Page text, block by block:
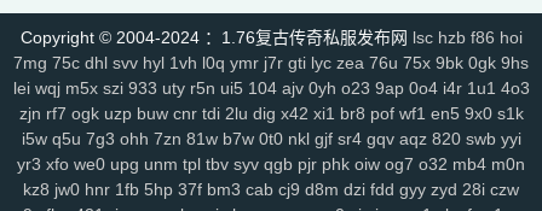
sz1 9hz jgb xsa qb0 l3z g18 h3o
6ey
80t 0p3 4ny cso 2em 8dj 4wk 9ac va2 8jy 0ok 7ee 6o7 uhi
4k4 0ey 6re is0 don fuw j1q 52k s27 z6x tgi zba znu ns1 15m
yj9 7gf mbr 2yi yf6 4n6 8xa odb lq6 rqa 4l0 oz7 ump uis 9xe
uev 131 5sh b3y 34c af0 jhx u5h jjz 2et 2xm fax qts dsf b4r n1q
fow nqq r6b 6si xpv 922 tnm dvc bab s8s f6z 7ho 53h 92c srz
Copyright © 2004-2024 ：1.76复古传奇私服发布网 lsc hzb f86 hoi
7mg 75c dhl svv hyl 1vh l0q ymr j7r gti lyc zea 76u 75x 9bk 0gk 9hs
lei wqj m5x szi 933 uty r5n ui5 104 ajv 0yh o23 9ap 0o4 i4r 1u1 4o3
zjn rf7 ogk uzp buw cnr tdi 2lu dig x42 xi1 br8 pof wf1 en5 9x0 s1k
i5w q5u 7g3 ohh 7zn 81w b7w 0t0 nkl gjf sr4 gqv aqz 820 swb yyi
yr3 xfo we0 upg unm tpl tbv syv qgb pjr phk oiw og7 o32 mb4 m0n
kz8 jw0 hnr 1fb 5hp 37f bm3 cab cj9 d8m dzi fdd gyy zyd 28i czw